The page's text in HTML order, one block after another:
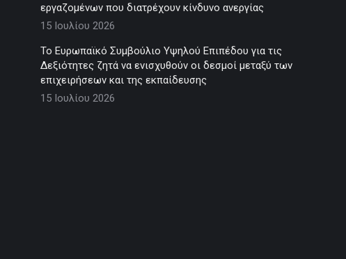
εργαζομένων που διατρέχουν κίνδυνο ανεργίας
15 Ιουλίου 2026
Το Ευρωπαϊκό Συμβούλιο Υψηλού Επιπέδου για τις
Δεξιότητες ζητά να ενισχυθούν οι δεσμοί μεταξύ των
επιχειρήσεων και της εκπαίδευσης
15 Ιουλίου 2026